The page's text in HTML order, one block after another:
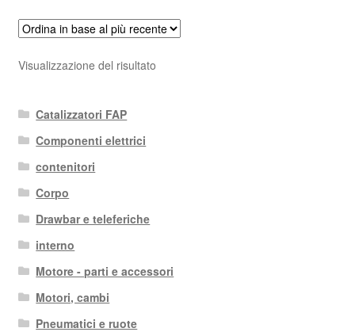
Visualizzazione del risultato
Catalizzatori FAP
Componenti elettrici
contenitori
Corpo
Drawbar e teleferiche
interno
Motore - parti e accessori
Motori, cambi
Pneumatici e ruote